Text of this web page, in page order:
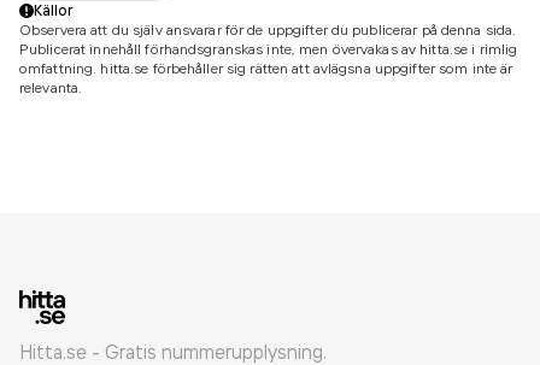
Källor
Observera att du själv ansvarar för de uppgifter du publicerar på denna sida.
Publicerat innehåll förhandsgranskas inte, men övervakas av hitta.se i rimlig
omfattning. hitta.se förbehåller sig rätten att avlägsna uppgifter som inte är
relevanta.
Hitta.se - Gratis nummerupplysning.